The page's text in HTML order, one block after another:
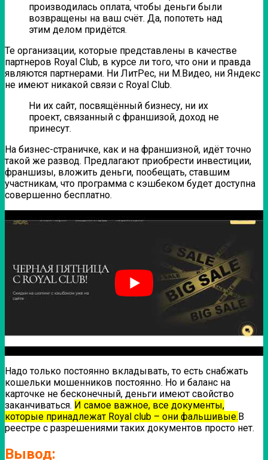
производилась оплата, чтобы деньги были
возвращены на ваш счёт. Да, попотеть над
этим делом придётся.
Те организации, которые представлены в качестве
партнеров Royal Club, в курсе ли того, что они и правда
являются партнерами. Ни ЛитРес, ни М.Видео, ни Яндекс
не имеют никакой связи с Royal Club.
Ни их сайт, посвящённый бизнесу, ни их
проект, связанный с франшизой, доход не
принесут.
На бизнес-страничке, как и на франшизной, идёт точно
такой же развод. Предлагают приобрести инвестиции,
франшизы, вложить деньги, пообещать, ставшим
участникам, что программа с кэшбеком будет доступна
совершенно бесплатно.
Надо только постоянно вкладывать, то есть снабжать
кошельки мошенников постоянно. Но и баланс на
карточке не бесконечный, деньги имеют свойство
заканчиваться. И самое важное, все документы,
которые принадлежат Royal club – они фальшивые. В
реестре с разрешениями таких документов просто нет.
Вывод: